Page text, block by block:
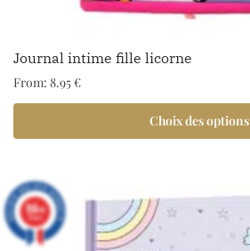
Journal intime fille licorne
From: 8.95€
Choix des options
9.6 /10